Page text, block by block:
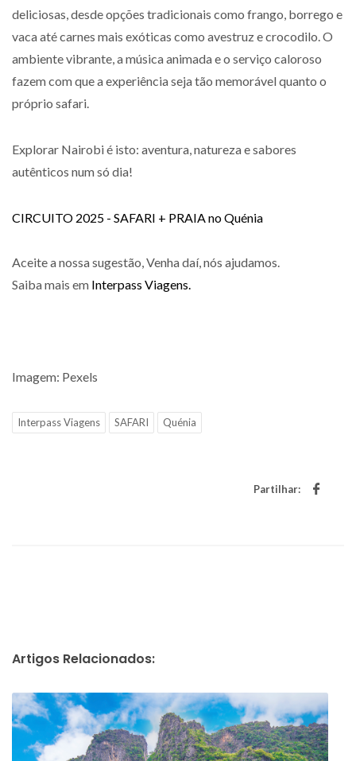
deliciosas, desde opções tradicionais como frango, borrego e
vaca até carnes mais exóticas como avestruz e crocodilo. O
ambiente vibrante, a música animada e o serviço caloroso
fazem com que a experiência seja tão memorável quanto o
próprio safari.
Explorar Nairobi é isto: aventura, natureza e sabores
autênticos num só dia!
CIRCUITO 2025 - SAFARI + PRAIA no Quénia
Aceite a nossa sugestão, Venha daí, nós ajudamos.
Saiba mais em Interpass Viagens.
Imagem: Pexels
Interpass Viagens SAFARI Quénia
Partilhar:
Artigos Relacionados: